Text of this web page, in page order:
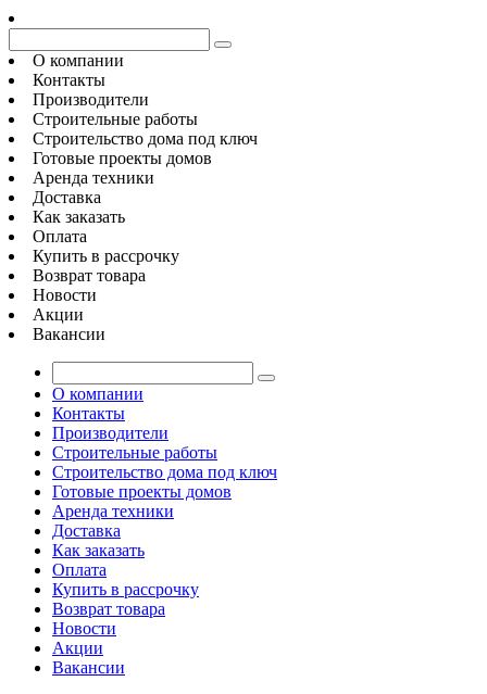
О компании
Контакты
Производители
Строительные работы
Строительство дома под ключ
Готовые проекты домов
Аренда техники
Доставка
Как заказать
Оплата
Купить в рассрочку
Возврат товара
Новости
Акции
Вакансии
О компании
Контакты
Производители
Строительные работы
Строительство дома под ключ
Готовые проекты домов
Аренда техники
Доставка
Как заказать
Оплата
Купить в рассрочку
Возврат товара
Новости
Акции
Вакансии